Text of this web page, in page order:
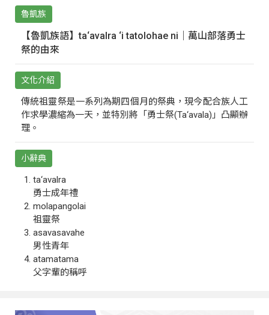
魯凱族
【魯凱族語】ta‘avalra ‘i tatolohae ni｜萬山部落勇士
祭的由來
文化介紹
傳統祖靈祭是一系列為期四個月的祭典，現今配合族人工
作求學濃縮為一天，並特別將「勇士祭(Ta‘avala)」凸顯辦
理。
小辭典
ta‘avalra
勇士成年禮
molapangolai
祖靈祭
asavasavahe
男性青年
atamatama
父字輩的稱呼